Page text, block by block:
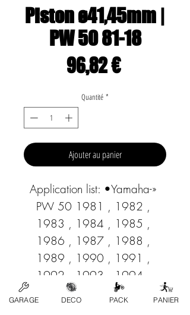
Piston ø41,45mm |
PW 50 81-18
96,82 €Prix
Quantité *
Ajouter au panier
Application list: •Yamaha-»
PW 50 1981 , 1982 ,
1983 , 1984 , 1985 ,
1986 , 1987 , 1988 ,
1989 , 1990 , 1991 ,
1992 , 1993 , 1994 ,
1995 , 1996 , 1997 ,
GARAGE DECO PACK PANIER